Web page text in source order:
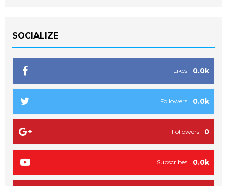
SOCIALIZE
0.0k
Likes
0.0k
Followers
0
Followers
0.0k
Subscribes